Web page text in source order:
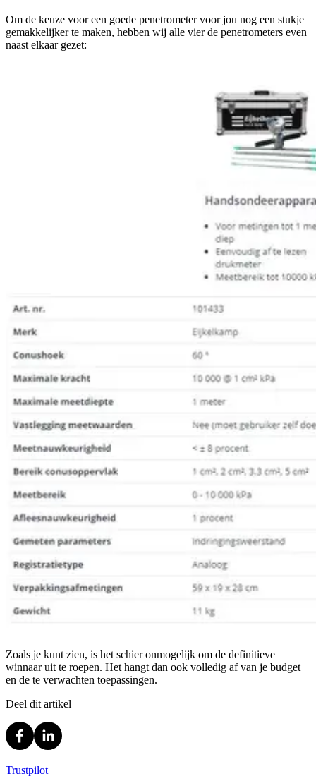
Om de keuze voor een goede penetrometer voor jou nog een stukje
gemakkelijker te maken, hebben wij alle vier de penetrometers even
naast elkaar gezet:
Zoals je kunt zien, is het schier onmogelijk om de definitieve
winnaar uit te roepen. Het hangt dan ook volledig af van je budget
en de te verwachten toepassingen.
Deel dit artikel
Trustpilot